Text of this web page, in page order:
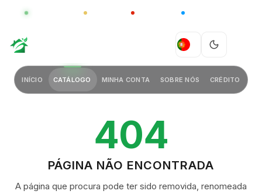
GLOBAL CHINA
PT
INÍCIO CATÁLOGO MINHA CONTA SOBRE NÓS CRÉDITO
404
PÁGINA NÃO ENCONTRADA
A página que procura pode ter sido removida, renomeada